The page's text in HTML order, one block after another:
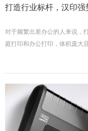
打造行业标杆，汉印
对于频繁出差办公的人来说，
庭打印和办公打印，体积庞大